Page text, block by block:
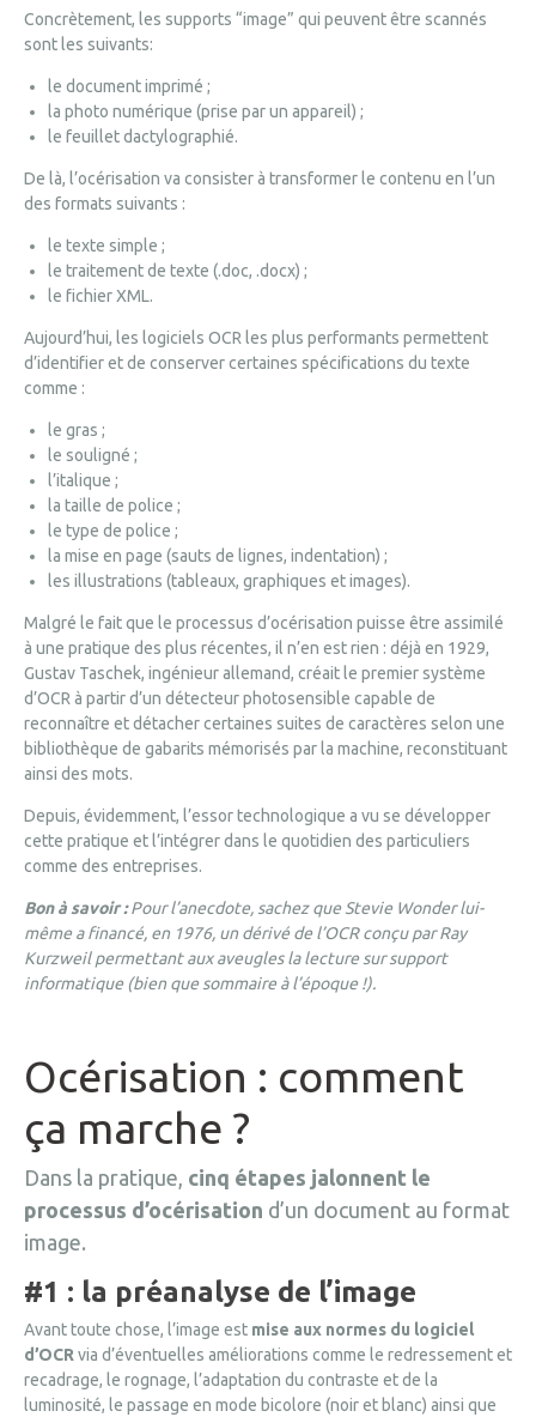
Concrètement, les supports “image” qui peuvent être scannés
sont les suivants:
le document imprimé ;
la photo numérique (prise par un appareil) ;
le feuillet dactylographié.
De là, l’océrisation va consister à transformer le contenu en l’un
des formats suivants :
le texte simple ;
le traitement de texte (.doc, .docx) ;
le fichier XML.
Aujourd’hui, les logiciels OCR les plus performants permettent
d’identifier et de conserver certaines spécifications du texte
comme :
le gras ;
le souligné ;
l’italique ;
la taille de police ;
le type de police ;
la mise en page (sauts de lignes, indentation) ;
les illustrations (tableaux, graphiques et images).
Malgré le fait que le processus d’océrisation puisse être assimilé
à une pratique des plus récentes, il n’en est rien : déjà en 1929,
Gustav Taschek, ingénieur allemand, créait le premier système
d’OCR à partir d’un détecteur photosensible capable de
reconnaître et détacher certaines suites de caractères selon une
bibliothèque de gabarits mémorisés par la machine, reconstituant
ainsi des mots.
Depuis, évidemment, l’essor technologique a vu se développer
cette pratique et l’intégrer dans le quotidien des particuliers
comme des entreprises.
Bon à savoir :Pour l’anecdote, sachez que Stevie Wonder lui-
même a financé, en 1976, un dérivé de l’OCR conçu par Ray
Kurzweil permettant aux aveugles la lecture sur support
informatique (bien que sommaire à l’époque !).
Océrisation : comment
ça marche ?
Dans la pratique, cinq étapes jalonnent le
processus d’océrisation d’un document au format
image.
#1 : la préanalyse de l’image
Avant toute chose, l’image est mise aux normes du logiciel
d’OCR via d’éventuelles améliorations comme le redressement et
recadrage, le rognage, l’adaptation du contraste et de la
luminosité, le passage en mode bicolore (noir et blanc) ainsi que